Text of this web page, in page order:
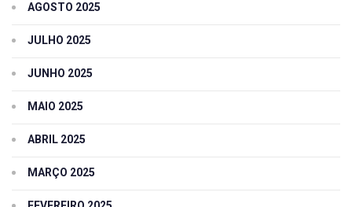
AGOSTO 2025
JULHO 2025
JUNHO 2025
MAIO 2025
ABRIL 2025
MARÇO 2025